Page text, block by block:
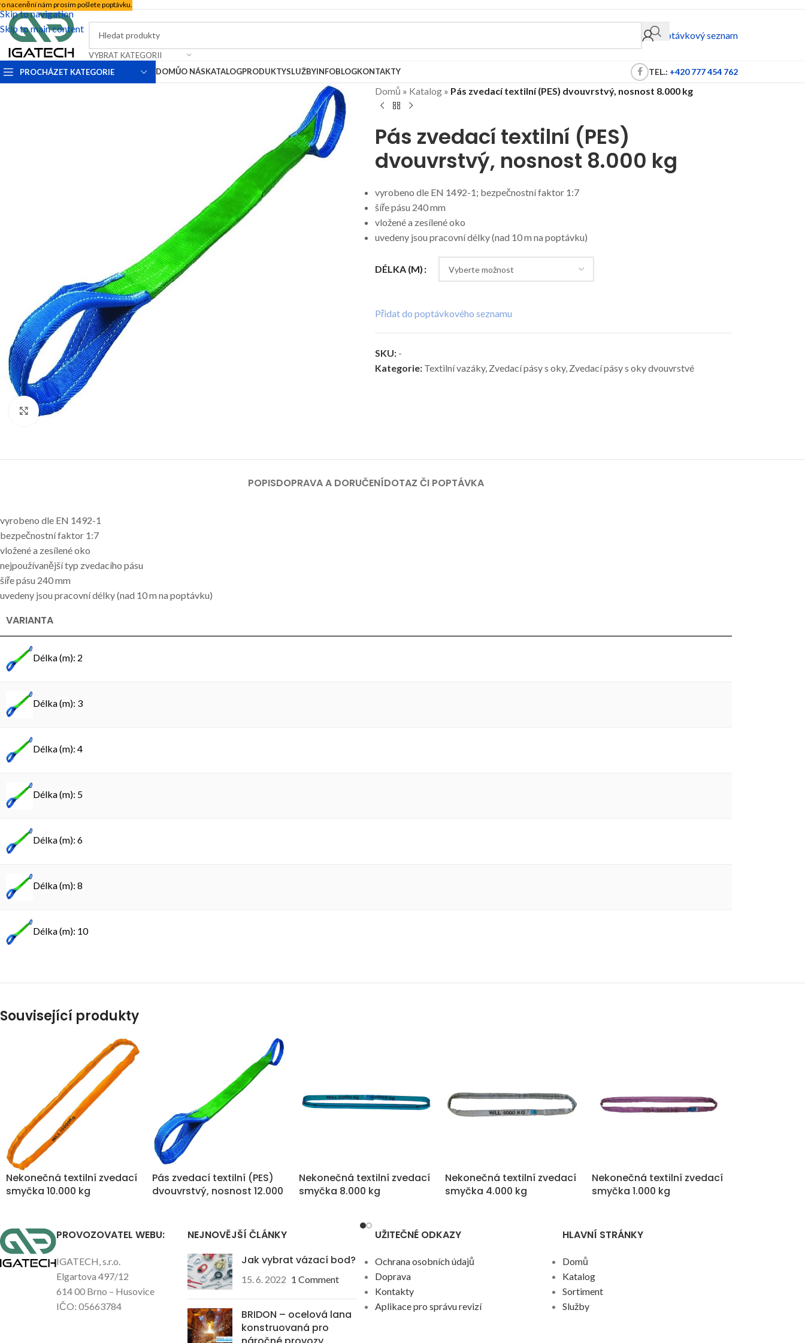
Skip to navigation
Skip to main content
nacenění nám prosím pošlete poptávku.
VYBRAT KATEGORII
Poptávkový seznam
PROCHÁZET KATEGORIE DOMŮO NÁSKATALOGPRODUKTYSLUŽBYINFOBLOGKONTAKTY TEL.: +420 777 454 762
Klikni pro zvětšení
Domů » Katalog» Pás zvedací textilní (PES) dvouvrstvý, nosnost 8.000 kg
Pás zvedací textilní (PES)
dvouvrstvý, nosnost 8.000 kg
vyrobeno dle EN 1492-1; bezpečnostní faktor 1:7
šíře pásu 240 mm
vložené a zesílené oko
uvedeny jsou pracovní délky (nad 10 m na poptávku)
DÉLKA (M)
Přidat do poptávkového seznamu
SKU: -
Kategorie: Textilní vazáky, Zvedací pásy s oky, Zvedací pásy s oky dvouvrstvé
POPISDOPRAVA A DORUČENÍDOTAZ ČI POPTÁVKA
vyrobeno dle EN 1492-1
bezpečnostní faktor 1:7
vložené a zesílené oko
nejpoužívanější typ zvedacího pásu
šíře pásu 240 mm
uvedeny jsou pracovní délky (nad 10 m na poptávku)
VARIANTA
Délka (m): 2
Délka (m): 3
Délka (m): 4
Délka (m): 5
Délka (m): 6
Délka (m): 8
Délka (m): 10
Související produkty
Nekonečná textilní zvedací
smyčka 10.000 kg
Pás zvedací textilní (PES)
dvouvrstvý, nosnost 12.000
Nekonečná textilní zvedací
smyčka 8.000 kg
Nekonečná textilní zvedací
smyčka 4.000 kg
Nekonečná textilní zvedací
smyčka 1.000 kg
PROVOZOVATEL WEBU:
IGATECH, s.r.o.
Elgartova 497/12
614 00 Brno – Husovice
IČO: 05663784
NEJNOVĚJŠÍ ČLÁNKY
Jak vybrat vázací bod?
15. 6. 2022 1 Comment
BRIDON – ocelová lana
konstruovaná pro
UŽITEČNÉ ODKAZY
Ochrana osobních údajů
Doprava
Kontakty
Aplikace pro správu revizí
HLAVNÍ STRÁNKY
Domů
Katalog
Sortiment
Služby